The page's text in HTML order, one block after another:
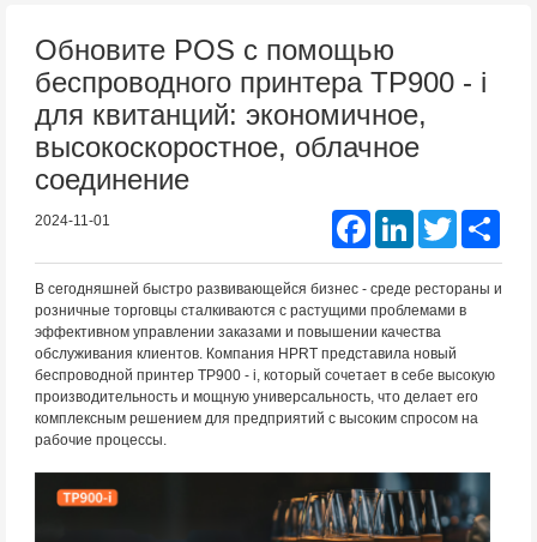
Обновите POS с помощью
беспроводного принтера TP900 - i
для квитанций: экономичное,
высокоскоростное, облачное
соединение
2024-11-01 FacebookLinkedIn Twitter
В сегодняшней быстро развивающейся бизнес - среде рестораны и
розничные торговцы сталкиваются с растущими проблемами в
эффективном управлении заказами и повышении качества
обслуживания клиентов. Компания HPRT представила новый
беспроводной принтер TP900 - i, который сочетает в себе высокую
производительность и мощную универсальность, что делает его
комплексным решением для предприятий с высоким спросом на
рабочие процессы.